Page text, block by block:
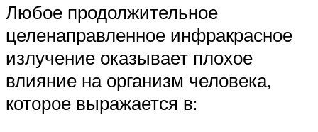
Любое продолжительное
целенаправленное инфракрасное
излучение оказывает плохое
влияние на организм человека,
которое выражается в: